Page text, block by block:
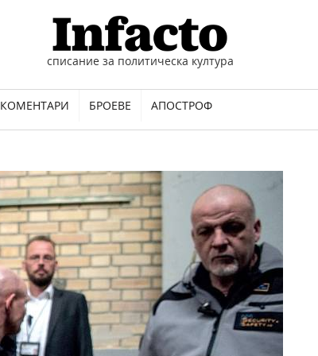
списание за политическа култура
КОМЕНТАРИ БРОЕВЕ АПОСТРОФ